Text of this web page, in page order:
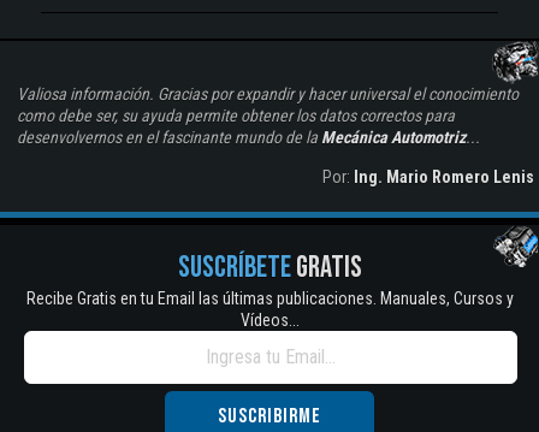
Valiosa información. Gracias por expandir y hacer universal el conocimiento
como debe ser, su ayuda permite obtener los datos correctos para
desenvolvernos en el fascinante mundo de la Mecánica Automotriz...
Por: Ing. Mario Romero Lenis
SUSCRÍBETEGRATIS
Recibe Gratis en tu Email las últimas publicaciones. Manuales, Cursos y
Vídeos...